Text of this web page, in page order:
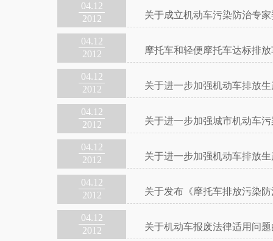
04.12
2012
关于成立机动车污染防治专
04.12
2012
摩托车和轻便摩托车达标排
04.12
2012
关于进一步加强机动车排放
04.12
2012
关于进一步加强城市机动车
04.12
2012
关于进一步加强机动车排放
04.12
2012
关于发布《摩托车排放污染
04.12
2012
关于机动车报废法律适用问